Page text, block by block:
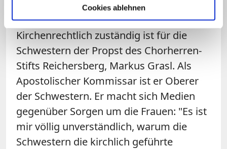
Cookies ablehnen
Kirchenrechtlich zuständig ist für die
Schwestern der Propst des Chorherren-
Stifts Reichersberg, Markus Grasl. Als
Apostolischer Kommissar ist er Oberer
der Schwestern. Er macht sich Medien
gegenüber Sorgen um die Frauen: "Es ist
mir völlig unverständlich, warum die
Schwestern die kirchlich geführte